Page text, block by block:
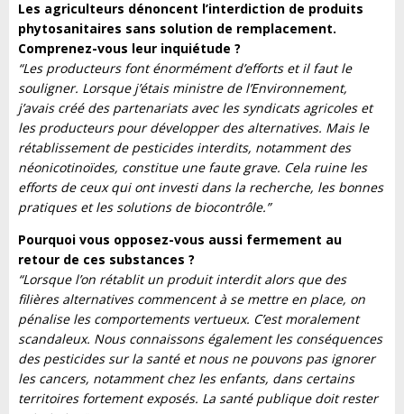
Les agriculteurs dénoncent l’interdiction de produits
phytosanitaires sans solution de remplacement.
Comprenez-vous leur inquiétude ?
“Les producteurs font énormément d’efforts et il faut le
souligner. Lorsque j’étais ministre de l’Environnement,
j’avais créé des partenariats avec les syndicats agricoles et
les producteurs pour développer des alternatives. Mais le
rétablissement de pesticides interdits, notamment des
néonicotinoïdes, constitue une faute grave. Cela ruine les
efforts de ceux qui ont investi dans la recherche, les bonnes
pratiques et les solutions de biocontrôle.”
Pourquoi vous opposez-vous aussi fermement au
retour de ces substances ?
“Lorsque l’on rétablit un produit interdit alors que des
filières alternatives commencent à se mettre en place, on
pénalise les comportements vertueux. C’est moralement
scandaleux. Nous connaissons également les conséquences
des pesticides sur la santé et nous ne pouvons pas ignorer
les cancers, notamment chez les enfants, dans certains
territoires fortement exposés. La santé publique doit rester